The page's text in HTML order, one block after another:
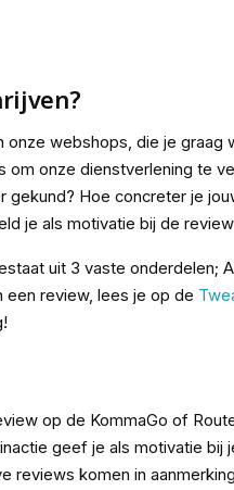
onze webshops, die je
om onze dienstverlening te
Hoe concreter je
je als motivatie bij de
uit 3 vaste
een review, lees je op de
op de KommaGo of
geef je als motivatie
reviews komen in